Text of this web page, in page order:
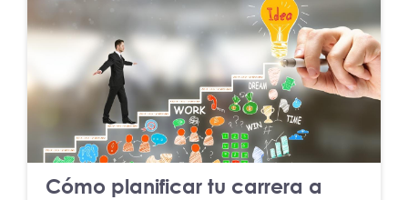
Cómo planificar tu carrera a